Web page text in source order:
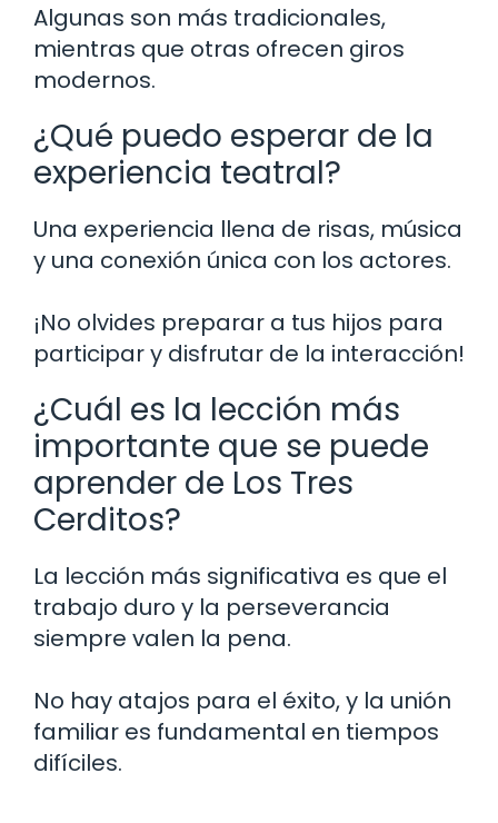
Algunas son más tradicionales,
mientras que otras ofrecen giros
modernos.
¿Qué puedo esperar de la
experiencia teatral?
Una experiencia llena de risas, música
y una conexión única con los actores.
¡No olvides preparar a tus hijos para
participar y disfrutar de la interacción!
¿Cuál es la lección más
importante que se puede
aprender de Los Tres
Cerditos?
La lección más significativa es que el
trabajo duro y la perseverancia
siempre valen la pena.
No hay atajos para el éxito, y la unión
familiar es fundamental en tiempos
difíciles.